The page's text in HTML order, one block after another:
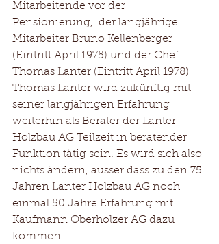
Mitarbeitende vor der
Pensionierung,  der langjährige
Mitarbeiter Bruno Kellenberger
(Eintritt April 1975) und der Chef
Thomas Lanter (Eintritt April 1978)
Thomas Lanter wird zukünftig mit
seiner langjährigen Erfahrung
weiterhin als Berater der Lanter
Holzbau AG Teilzeit in beratender
Funktion tätig sein. Es wird sich also
nichts ändern, ausser dass zu den 75
Jahren Lanter Holzbau AG noch
einmal 50 Jahre Erfahrung mit
Kaufmann Oberholzer AG dazu
kommen.